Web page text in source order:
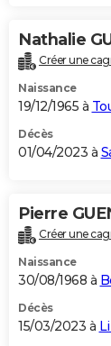
Nathalie
Créer une
Naissance
19/12/1965 à
Décès
01/04/2023 à
Pierre
Créer une
Naissance
30/08/1968 à
Décès
15/03/2023 à